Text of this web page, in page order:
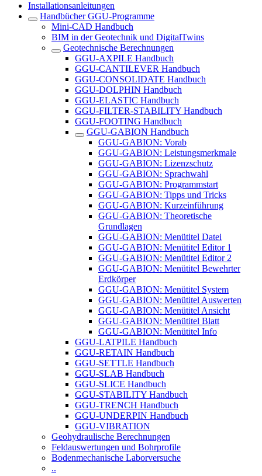
Installationsanleitungen
Handbücher GGU-Programme
Mini-CAD Handbuch
BIM in der Geotechnik und DigitalTwins
Geotechnische Berechnungen
GGU-AXPILE Handbuch
GGU-CANTILEVER Handbuch
GGU-CONSOLIDATE Handbuch
GGU-DOLPHIN Handbuch
GGU-ELASTIC Handbuch
GGU-FILTER-STABILITY Handbuch
GGU-FOOTING Handbuch
GGU-GABION Handbuch
GGU-GABION: Vorab
GGU-GABION: Leistungsmerkmale
GGU-GABION: Lizenzschutz
GGU-GABION: Sprachwahl
GGU-GABION: Programmstart
GGU-GABION: Tipps und Tricks
GGU-GABION: Kurzeinführung
GGU-GABION: Theoretische
Grundlagen
GGU-GABION: Menütitel Datei
GGU-GABION: Menütitel Editor 1
GGU-GABION: Menütitel Editor 2
GGU-GABION: Menütitel Bewehrter
Erdkörper
GGU-GABION: Menütitel System
GGU-GABION: Menütitel Auswerten
GGU-GABION: Menütitel Ansicht
GGU-GABION: Menütitel Blatt
GGU-GABION: Menütitel Info
GGU-LATPILE Handbuch
GGU-RETAIN Handbuch
GGU-SETTLE Handbuch
GGU-SLAB Handbuch
GGU-SLICE Handbuch
GGU-STABILITY Handbuch
GGU-TRENCH Handbuch
GGU-UNDERPIN Handbuch
GGU-VIBRATION
Geohydraulische Berechnungen
Feldauswertungen und Bohrprofile
Bodenmechanische Laborversuche
..